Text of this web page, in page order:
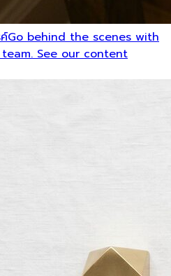
Go behind the scenes with
See our content